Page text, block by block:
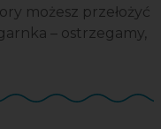
możesz przełożyć
– ostrzegamy,